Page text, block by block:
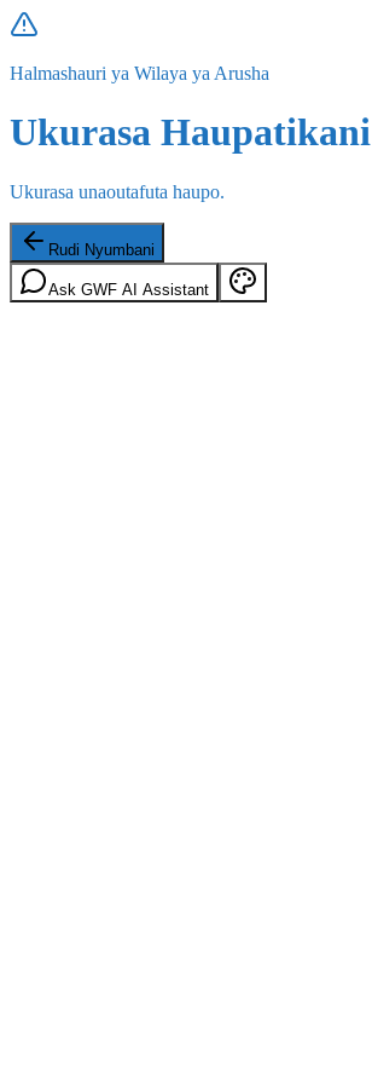
Halmashauri ya Wilaya ya Arusha
Ukurasa Haupatikani
Ukurasa unaoutafuta haupo.
Rudi Nyumbani
Ask GWF AI Assistant